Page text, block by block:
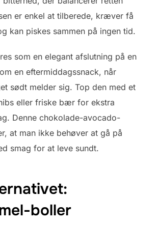
er enkel at tilberede, kræver få
kan piskes sammen på ingen tid.
som en elegant afslutning på en
en eftermiddagssnack, når
sødt melder sig. Top den med et
eller friske bær for ekstra
Denne chokolade-avocado-
at man ikke behøver at gå på
smag for at leve sundt.
boller